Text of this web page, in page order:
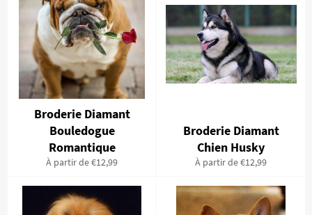
Broderie Diamant
Bouledogue
Romantique
À partir de €12,99
Broderie Diamant
Chien Husky
À partir de €12,99